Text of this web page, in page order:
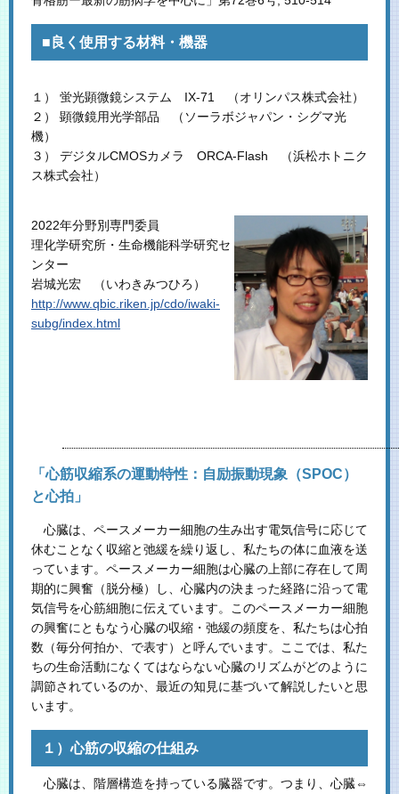
■良く使用する材料・機器
１） 蛍光顕微鏡システム IX-71 （オリンパス株式会社）
２） 顕微鏡用光学部品 （ソーラボジャパン・シグマ光
機）
３） デジタルCMOSカメラ ORCA-Flash （浜松ホトニク
ス株式会社）
2022年分野別専門委員
理化学研究所・生命機能科学研究セ
ンター
岩城光宏 （いわきみつひろ）
http://www.qbic.riken.jp/cdo/iwaki-
subg/index.html
「心筋収縮系の運動特性：自励振動現象（SPOC）
と心拍」
心臓は、ペースメーカー細胞の生み出す電気信号に応じて
休むことなく収縮と弛緩を繰り返し、私たちの体に血液を送
っています。ペースメーカー細胞は心臓の上部に存在して周
期的に興奮（脱分極）し、心臓内の決まった経路に沿って電
気信号を心筋細胞に伝えています。このペースメーカー細胞
の興奮にともなう心臓の収縮・弛緩の頻度を、私たちは心拍
数（毎分何拍か、で表す）と呼んでいます。ここでは、私た
ちの生命活動になくてはならない心臓のリズムがどのように
調節されているのか、最近の知見に基づいて解説したいと思
います。
１）心筋の収縮の仕組み
心臓は、階層構造を持っている臓器です。つまり、心臓⇔